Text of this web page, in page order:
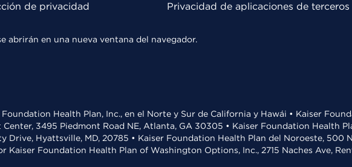
de privacidad Privacidad de aplicaciones de terceros
abrirán en una nueva ventana del navegador.
Health Plan, Inc., en el Norte y Sur de California y Hawái • Kaiser
3495 Piedmont Road NE, Atlanta, GA 30305 • Kaiser Foundation Health
Drive, Hyattsville, MD, 20785 • Kaiser Foundation Health Plan del Noroeste, 500
Kaiser Foundation Health Plan of Washington Options, Inc., 2715 Naches Ave,